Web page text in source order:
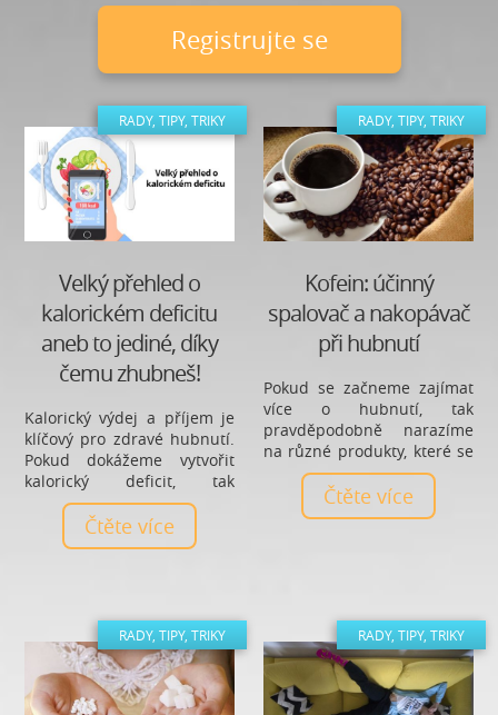
registrujte se
RADY, TIPY, TRIKY
Velký přehled o
kalorickém deficitu
aneb to jediné, díky
čemu zhubneš!
Kalorický výdej a příjem je
klíčový pro zdravé hubnutí.
Pokud dokážeme vytvořit
kalorický deficit, tak
budeme postupně
hubnout. Podívejme se
společně, jak si vypočítat
Čtěte více
RADY, TIPY, TRIKY
Kofein: účinný
spalovač a nakopávač
při hubnutí
Pokud se začneme zajímat
více o hubnutí, tak
pravděpodobně narazíme
na různé produkty, které se
označují jako suplementy a
mnoho odborníků nám je
bude nabízet. K takovým
v běžných potravinách –
Kofein.
Čtěte více
RADY, TIPY, TRIKY RADY, TIPY, TRIKY